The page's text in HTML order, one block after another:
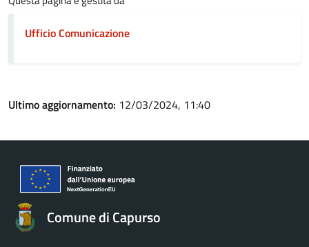
Ufficio Comunicazione
Ultimo aggiornamento: 12/03/2024, 11:40
Comune di Capurso